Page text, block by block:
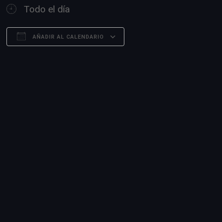
Todo el día
AÑADIR AL CALENDARIO